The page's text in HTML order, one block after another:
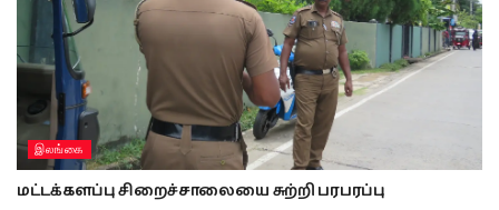
இலங்கை
மட்டக்களப்பு சிறைச்சாலையை சுற்றி பரபரப்பு